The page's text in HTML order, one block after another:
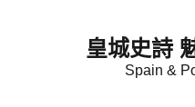
皇城史詩
Spain &